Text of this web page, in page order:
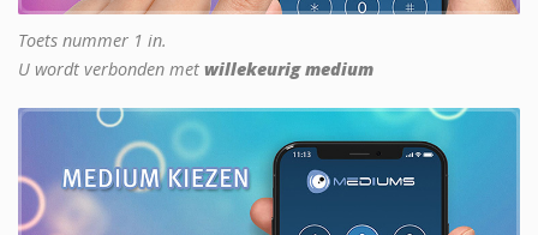
Toets nummer 1 in.
U wordt verbonden met willekeurig medium